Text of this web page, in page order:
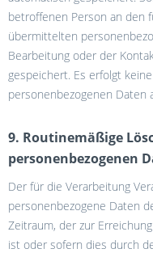
betroffenen Person an den
übermittelten
Bearbeitung oder der
gespeichert. Es erfolgt
personenbezogenen Daten
9. Routinemäßige
personenbezogenen
Der für die Verarbeitung
personenbezogene Daten
Zeitraum, der zur
ist oder sofern dies durch